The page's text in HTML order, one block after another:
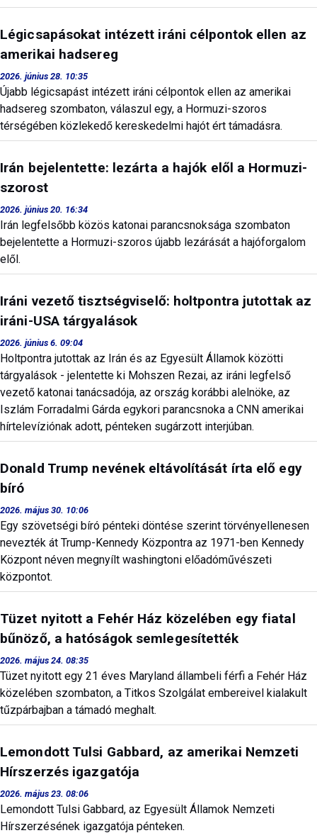
Légicsapásokat intézett iráni célpontok ellen az
amerikai hadsereg
2026. június 28. 10:35
Újabb légicsapást intézett iráni célpontok ellen az amerikai
hadsereg szombaton, válaszul egy, a Hormuzi-szoros
térségében közlekedő kereskedelmi hajót ért támadásra.
Irán bejelentette: lezárta a hajók elől a Hormuzi-
szorost
2026. június 20. 16:34
Irán legfelsőbb közös katonai parancsnoksága szombaton
bejelentette a Hormuzi-szoros újabb lezárását a hajóforgalom
elől.
Iráni vezető tisztségviselő: holtpontra jutottak az
iráni-USA tárgyalások
2026. június 6. 09:04
Holtpontra jutottak az Irán és az Egyesült Államok közötti
tárgyalások - jelentette ki Mohszen Rezai, az iráni legfelső
vezető katonai tanácsadója, az ország korábbi alelnöke, az
Iszlám Forradalmi Gárda egykori parancsnoka a CNN amerikai
hírtelevíziónak adott, pénteken sugárzott interjúban.
Donald Trump nevének eltávolítását írta elő egy
bíró
2026. május 30. 10:06
Egy szövetségi bíró pénteki döntése szerint törvényellenesen
nevezték át Trump-Kennedy Központra az 1971-ben Kennedy
Központ néven megnyílt washingtoni előadóművészeti
központot.
Tüzet nyitott a Fehér Ház közelében egy fiatal
bűnöző, a hatóságok semlegesítették
2026. május 24. 08:35
Tüzet nyitott egy 21 éves Maryland állambeli férfi a Fehér Ház
közelében szombaton, a Titkos Szolgálat embereivel kialakult
tűzpárbajban a támadó meghalt.
Lemondott Tulsi Gabbard, az amerikai Nemzeti
Hírszerzés igazgatója
2026. május 23. 08:06
Lemondott Tulsi Gabbard, az Egyesült Államok Nemzeti
Hírszerzésének igazgatója pénteken.